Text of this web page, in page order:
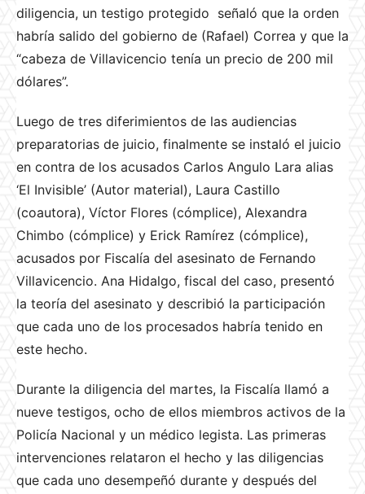
diligencia, un testigo protegido señaló que la orden
habría salido del gobierno de (Rafael) Correa y que la
“cabeza de Villavicencio tenía un precio de 200 mil
dólares”.
Luego de tres diferimientos de las audiencias
preparatorias de juicio, finalmente se instaló el juicio
en contra de los acusados Carlos Angulo Lara alias
‘El Invisible’ (Autor material), Laura Castillo
(coautora), Víctor Flores (cómplice), Alexandra
Chimbo (cómplice) y Erick Ramírez (cómplice),
acusados por Fiscalía del asesinato de Fernando
Villavicencio. Ana Hidalgo, fiscal del caso, presentó
la teoría del asesinato y describió la participación
que cada uno de los procesados habría tenido en
este hecho.
Durante la diligencia del martes, la Fiscalía llamó a
nueve testigos, ocho de ellos miembros activos de la
Policía Nacional y un médico legista. Las primeras
intervenciones relataron el hecho y las diligencias
que cada uno desempeñó durante y después del